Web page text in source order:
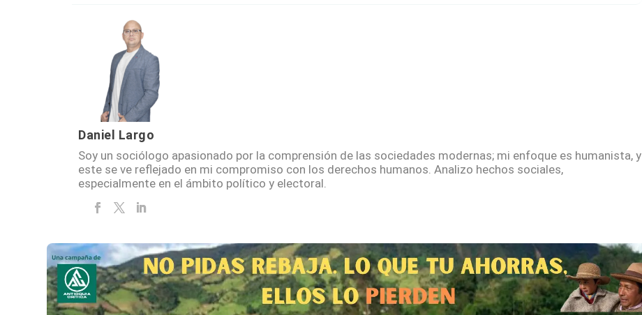
Daniel Largo
Soy un sociólogo apasionado por la comprensión de las sociedades modernas; mi enfoque es humanista, y
este se ve reflejado en mi compromiso con los derechos humanos. Analizo hechos sociales,
especialmente en el ámbito político y electoral.